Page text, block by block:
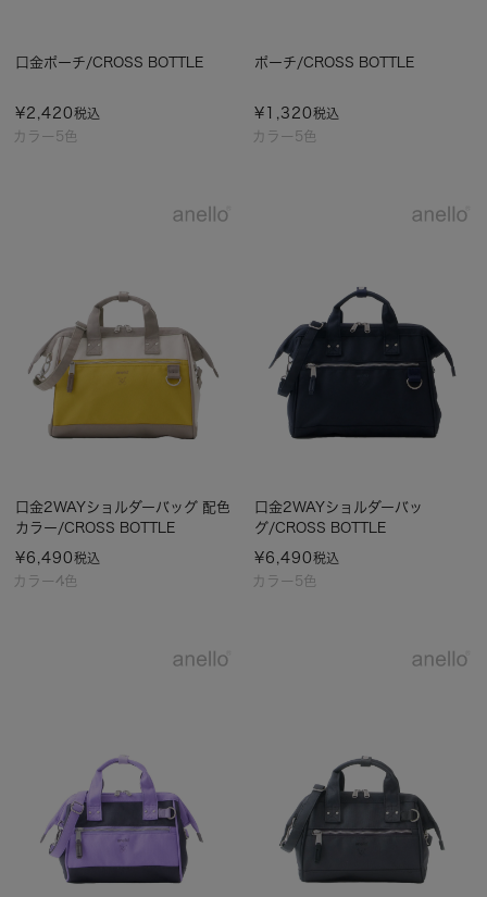
カラー5色
口金ポーチ/CROSS BOTTLE
¥2,420税込
カラー5色
ポーチ/CROSS BOTTLE
¥ 1,320税込
カラー4色
口金2WAYショルダーバッグ 配色
カラー/CROSS BOTTLE
¥6,490税込
カラー5色
口金2WAYショルダーバッ
グ/CROSS BOTTLE
¥6,490税込